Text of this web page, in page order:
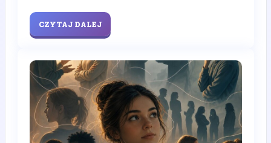
CZYTAJ DALEJ